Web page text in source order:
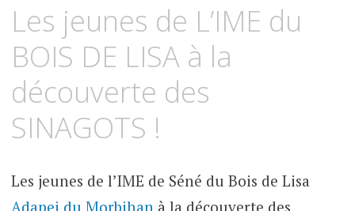
principal
Les jeunes de L’IME du
BOIS DE LISA à la
découverte des
SINAGOTS !
Les jeunes de l’IME de Séné du Bois de Lisa
Adapei du Morbihanà la découverte des